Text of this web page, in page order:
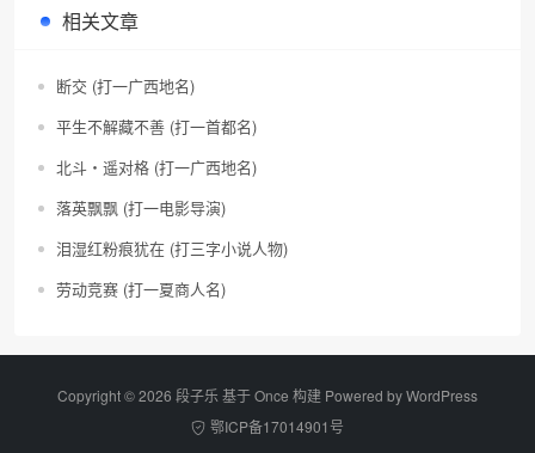
相关文章
断交 (打一广西地名)
平生不解藏不善 (打一首都名)
北斗・遥对格 (打一广西地名)
落英飘飘 (打一电影导演)
泪湿红粉痕犹在 (打三字小说人物)
劳动竞赛 (打一夏商人名)
Copyright © 2026 段子乐 基于 Once 构建 Powered byWordPress
鄂ICP备17014901号